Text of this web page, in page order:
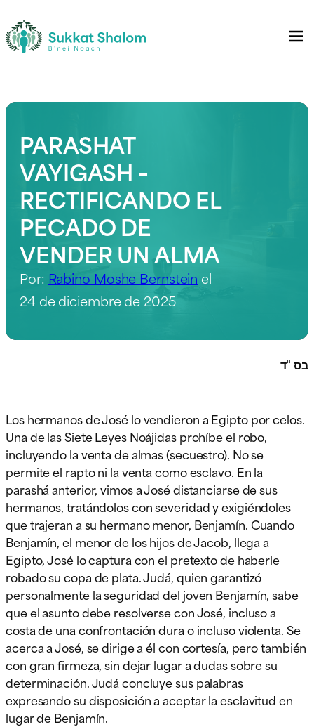
PARASHAT
VAYIGASH –
RECTIFICANDO EL
PECADO DE
VENDER UN ALMA
Por: Rabino Moshe Bernstein el
24 de diciembre de 2025
בס "ד
Los hermanos de José lo vendieron a Egipto por celos.
Una de las Siete Leyes Noájidas prohíbe el robo,
incluyendo la venta de almas (secuestro). No se
permite el rapto ni la venta como esclavo. En la
parashá anterior, vimos a José distanciarse de sus
hermanos, tratándolos con severidad y exigiéndoles
que trajeran a su hermano menor, Benjamín. Cuando
Benjamín, el menor de los hijos de Jacob, llega a
Egipto, José lo captura con el pretexto de haberle
robado su copa de plata. Judá, quien garantizó
personalmente la seguridad del joven Benjamín, sabe
que el asunto debe resolverse con José, incluso a
costa de una confrontación dura o incluso violenta. Se
acerca a José, se dirige a él con cortesía, pero también
con gran firmeza, sin dejar lugar a dudas sobre su
determinación. Judá concluye sus palabras
expresando su disposición a aceptar la esclavitud en
lugar de Benjamín.